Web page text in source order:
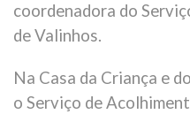
coordenadora do
de Valinhos.
Na Casa da Criança e
o Serviço de